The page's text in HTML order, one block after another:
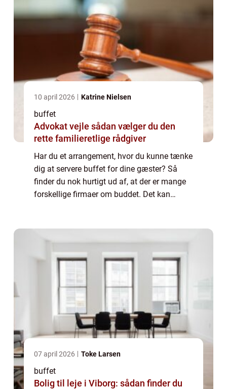
10 april 2026 Katrine Nielsen
buffet
Advokat vejle sådan vælger du den
rette familieretlige rådgiver
Har du et arrangement, hvor du kunne tænke
dig at servere buffet for dine gæster? Så
finder du nok hurtigt ud af, at der er mange
forskellige firmaer om buddet. Det kan
07 april 2026 Toke Larsen
buffet
Bolig til leje i Viborg: sådan finder du